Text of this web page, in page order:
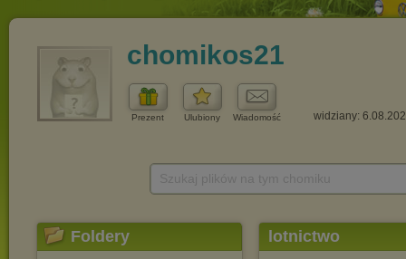
chomikos21
Prezent Ulubiony Wiadomość widziany:
Foldery lotnictwo